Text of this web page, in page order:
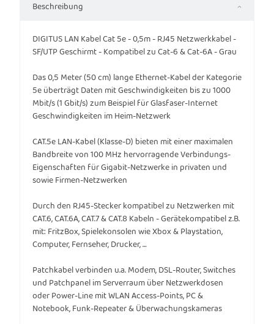
Beschreibung
DIGITUS LAN Kabel Cat 5e - 0,5m - RJ45 Netzwerkkabel -
SF/UTP Geschirmt - Kompatibel zu Cat-6 & Cat-6A - Grau
Das 0,5 Meter (50 cm) lange Ethernet-Kabel der Kategorie
5e überträgt Daten mit Geschwindigkeiten bis zu 1000
Mbit/s (1 Gbit/s) zum Beispiel für Glasfaser-Internet
Geschwindigkeiten im Heim-Netzwerk
CAT.5e LAN-Kabel (Klasse-D) bieten mit einer maximalen
Bandbreite von 100 MHz hervorragende Verbindungs-
Eigenschaften für Gigabit-Netzwerke in privaten und
sowie Firmen-Netzwerken
Durch den RJ45-Stecker kompatibel zu Netzwerken mit
CAT.6, CAT.6A, CAT.7 & CAT.8 Kabeln - Gerätekompatibel z.B.
mit: FritzBox, Spielekonsolen wie Xbox & Playstation,
Computer, Fernseher, Drucker, …
Patchkabel verbinden u.a. Modem, DSL-Router, Switches
und Patchpanel im Serverraum über Netzwerkdosen
oder Power-Line mit WLAN Access-Points, PC &
Notebook, Funk-Repeater & Überwachungskameras